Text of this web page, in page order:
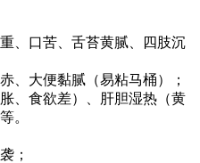
、口苦、舌苔黄腻、四肢沉
、大便黏腻（易粘马桶）；
、食欲差）、肝胆湿热（黄
。
；